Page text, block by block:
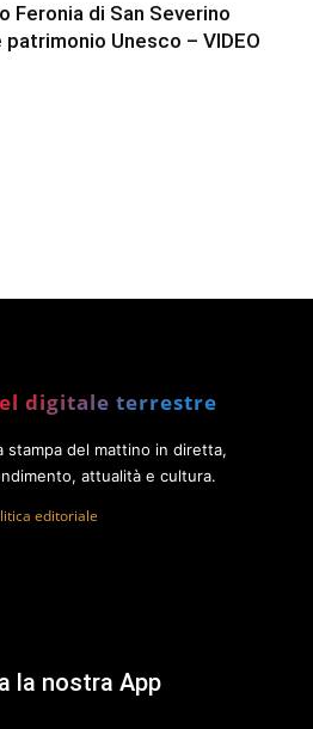
Feronia di San Severino
patrimonio Unesco – VIDEO
digitale terrestre
stampa del mattino in diretta,
attualità e cultura.
editoriale
la nostra App